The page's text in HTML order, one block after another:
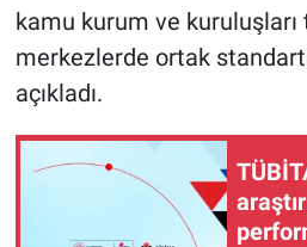
kamu kurum ve
merkezlerde ortak
açıkladı.